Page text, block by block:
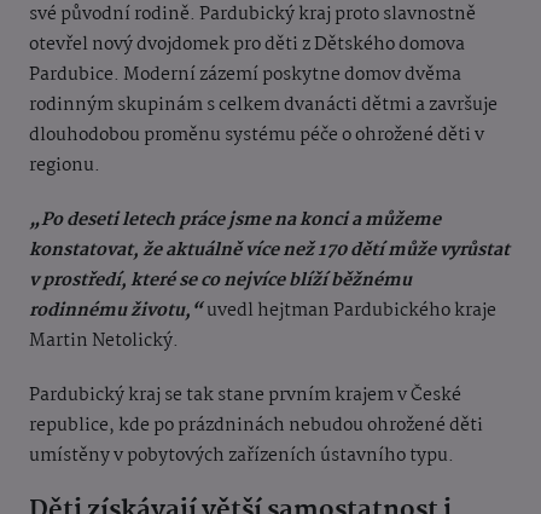
své původní rodině. Pardubický kraj proto slavnostně
otevřel nový dvojdomek pro děti z Dětského domova
Pardubice. Moderní zázemí poskytne domov dvěma
rodinným skupinám s celkem dvanácti dětmi a završuje
dlouhodobou proměnu systému péče o ohrožené děti v
regionu.
„Po deseti letech práce jsme na konci a můžeme
konstatovat, že aktuálně více než 170 dětí může vyrůstat
v prostředí, které se co nejvíce blíží běžnému
rodinnému životu,“uvedl hejtman Pardubického kraje
Martin Netolický.
Pardubický kraj se tak stane prvním krajem v České
republice, kde po prázdninách nebudou ohrožené děti
umístěny v pobytových zařízeních ústavního typu.